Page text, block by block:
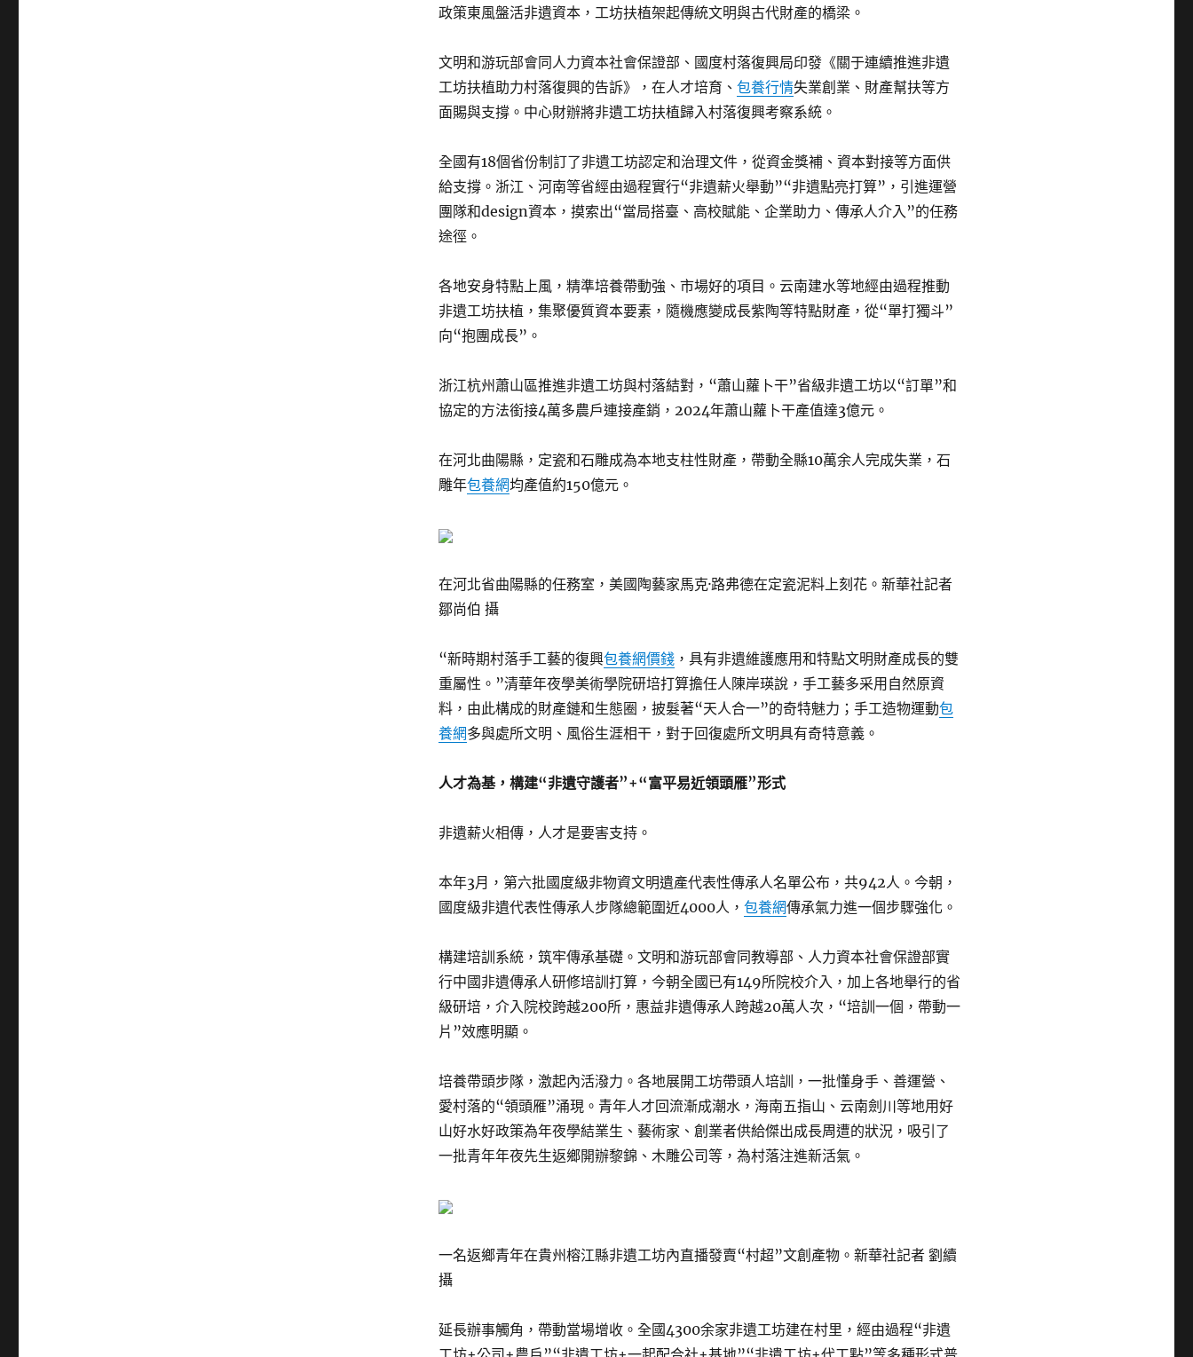
政策東風盤活非遺資本，工坊扶植架起傳統文明與古代財產的橋梁。
文明和游玩部會同人力資本社會保證部、國度村落復興局印發《關于連續推進非遺
工坊扶植助力村落復興的告訴》，在人才培育、包養行情失業創業、財產幫扶等方
面賜與支撐。中心財辦將非遺工坊扶植歸入村落復興考察系統。
全國有18個省份制訂了非遺工坊認定和治理文件，從資金獎補、資本對接等方面供
給支撐。浙江、河南等省經由過程實行“非遺薪火舉動”“非遺點亮打算”，引進運營
團隊和design資本，摸索出“當局搭臺、高校賦能、企業助力、傳承人介入”的任務
途徑。
各地安身特點上風，精準培養帶動強、市場好的項目。云南建水等地經由過程推動
非遺工坊扶植，集聚優質資本要素，隨機應變成長紫陶等特點財產，從“單打獨斗”
向“抱團成長”。
浙江杭州蕭山區推進非遺工坊與村落結對，“蕭山蘿卜干”省級非遺工坊以“訂單”和
協定的方法銜接4萬多農戶連接產銷，2024年蕭山蘿卜干產值達3億元。
在河北曲陽縣，定瓷和石雕成為本地支柱性財產，帶動全縣10萬余人完成失業，石
雕年包養網均產值約150億元。
在河北省曲陽縣的任務室，美國陶藝家馬克·路弗德在定瓷泥料上刻花。新華社記者
鄒尚伯 攝
“新時期村落手工藝的復興包養網價錢 ，具有非遺維護應用和特點文明財產成長的雙
重屬性。”清華年夜學美術學院研培打算擔任人陳岸瑛說，手工藝多采用自然原資
料，由此構成的財產鏈和生態圈，披髮著“天人合一”的奇特魅力；手工造物運動包
養網多與處所文明、風俗生涯相干，對于回復處所文明具有奇特意義。
人才為基，構建“非遺守護者”+“富平易近領頭雁”形式
非遺薪火相傳，人才是要害支持。
本年3月，第六批國度級非物資文明遺產代表性傳承人名單公布，共942人。今朝，
國度級非遺代表性傳承人步隊總範圍近4000人，包養網傳承氣力進一個步驟強化。
構建培訓系統，筑牢傳承基礎。文明和游玩部會同教導部、人力資本社會保證部實
行中國非遺傳承人研修培訓打算，今朝全國已有149所院校介入，加上各地舉行的省
級研培，介入院校跨越200所，惠益非遺傳承人跨越20萬人次，“培訓一個，帶動一
片”效應明顯。
培養帶頭步隊，激起內活潑力。各地展開工坊帶頭人培訓，一批懂身手、善運營、
愛村落的“領頭雁”涌現。青年人才回流漸成潮水，海南五指山、云南劍川等地用好
山好水好政策為年夜學結業生、藝術家、創業者供給傑出成長周遭的狀況，吸引了
一批青年年夜先生返鄉開辦黎錦、木雕公司等，為村落注進新活氣。
一名返鄉青年在貴州榕江縣非遺工坊內直播發賣“村超”文創產物。新華社記者 劉續
攝
延長辦事觸角，帶動當場增收。全國4300余家非遺工坊建在村里，經由過程“非遺